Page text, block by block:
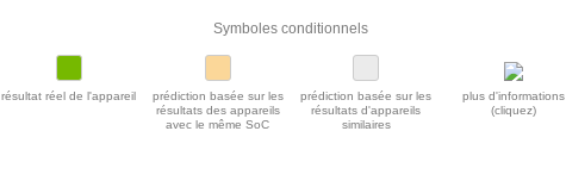
AnTuTu 8 Total
Geekbench 4.4 Multi-Core
Geekbench 5 64-Bit Single-Core
Geekbench 5.1 / 5.2 64 Bit Multi-Core
Symboles conditionnels
résultat réel de l'appareil
prédiction basée sur les
résultats des appareils
avec le même SoC
prédiction basée sur les
résultats d'appareils
similaires
plus d'informations
(cliquez)